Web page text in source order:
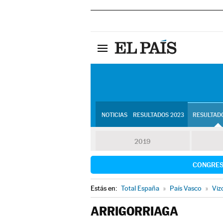
NOTICIAS RESULTADOS 2023
2019
Estás en: Total España » País Vasco »
ARRIGORRIAGA